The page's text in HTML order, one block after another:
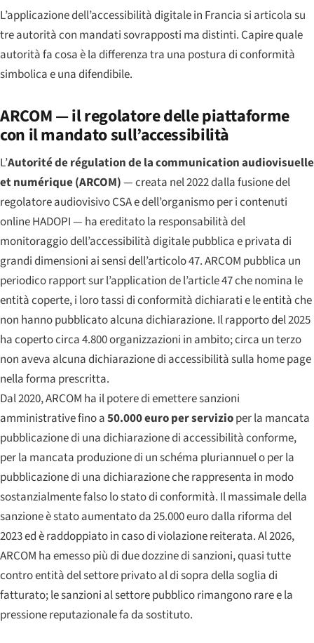
L’applicazione dell’accessibilità digitale in Francia si articola su
tre autorità con mandati sovrapposti ma distinti. Capire quale
autorità fa cosa è la differenza tra una postura di conformità
simbolica e una difendibile.
ARCOM — il regolatore delle piattaforme
con il mandato sull’accessibilità
L’Autorité de régulation de la communication audiovisuelle
et numérique(ARCOM)— creata nel 2022 dalla fusione del
regolatore audiovisivo CSA e dell’organismo per i contenuti
online HADOPI — ha ereditato la responsabilità del
monitoraggio dell’accessibilità digitale pubblica e privata di
grandi dimensioni ai sensi dell’articolo 47. ARCOM pubblica un
periodicorapport sur l’application de l’article 47che nomina le
entità coperte, i loro tassi di conformità dichiarati e le entità che
non hanno pubblicato alcuna dichiarazione. Il rapporto del 2025
ha coperto circa 4.800 organizzazioni in ambito; circa un terzo
non aveva alcuna dichiarazione di accessibilità sulla home page
nella forma prescritta.
Dal 2020, ARCOM ha il potere di emettere sanzioni
amministrative fino a50.000 euro per servizioper la mancata
pubblicazione di una dichiarazione di accessibilità conforme,
per la mancata produzione di unschéma pluriannuelo per la
pubblicazione di una dichiarazione che rappresenta in modo
sostanzialmente falso lo stato di conformità. Il massimale della
sanzione è stato aumentato da 25.000 euro dalla riforma del
2023 ed è raddoppiato in caso di violazione reiterata. Al 2026,
ARCOM ha emesso più di due dozzine di sanzioni, quasi tutte
contro entità del settore privato al di sopra della soglia di
fatturato; le sanzioni al settore pubblico rimangono rare e la
pressione reputazionale fa da sostituto.